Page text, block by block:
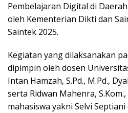
Pembelajaran Digital di
oleh Kementerian Dikti dan
Saintek 2025.
Kegiatan yang dilaksanakan
dipimpin oleh dosen
Intan Hamzah, S.Pd., M.Pd.,
serta Ridwan Mahenra, S.Kom.,
mahasiswa yakni Selvi